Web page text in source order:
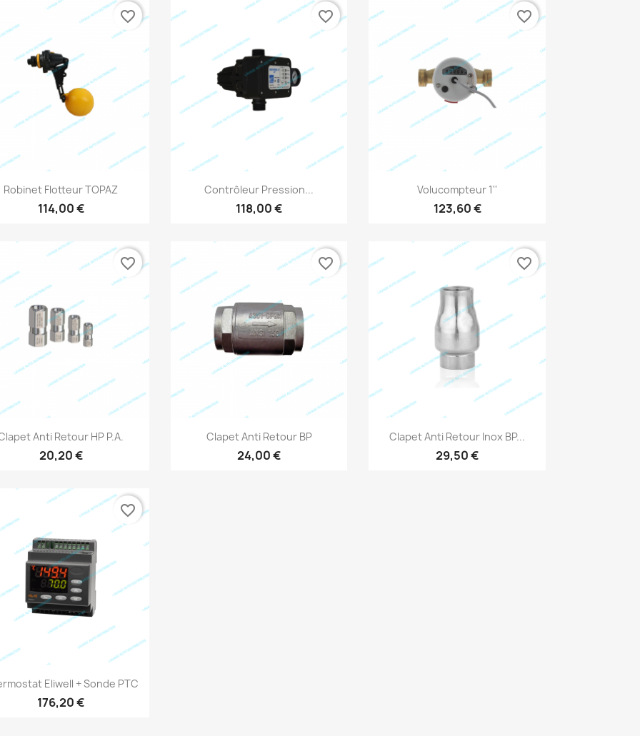
Aperçu rapide
Robinet Flotteur TOPAZ
114,00 €
favorite_border
Aperçu rapide
Contrôleur Pression...
118,00 €
favorite_border
Aperçu rapide
Volucompteur 1''
123,60 €
favorite_border
Aperçu rapide
Anti Retour HP P.A.
20,20 €
favorite_border
Aperçu rapide
Clapet Anti Retour BP
24,00 €
favorite_border
Aperçu rapide
Clapet Anti Retour Inox BP...
29,50 €
favorite_border
Aperçu rapide
Eliwell + Sonde PTC
176,20 €
favorite_border